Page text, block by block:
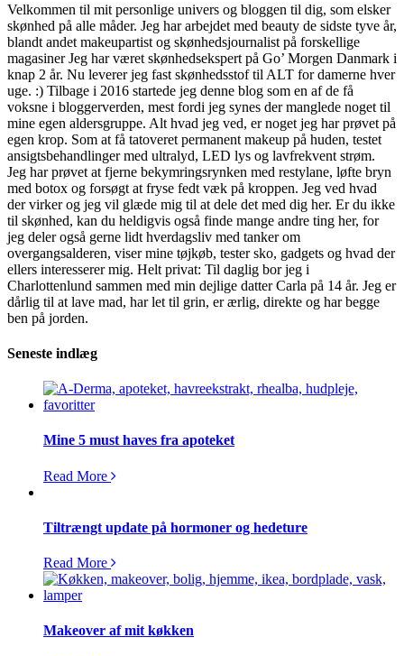
Velkommen til mit personlige univers og bloggen til dig, som elsker
skønhed på alle måder. Jeg har arbejdet med beauty de sidste tyve år,
blandt andet makeupartist og skønhedsjournalist på forskellige
magasiner Jeg har været skønhedsekspert på Go’ Morgen Danmark i
knap 2 år. Nu leverer jeg fast skønhedsstof til ALT for damerne hver
uge. :) Tilbage i 2016 startede jeg denne blog som en af de få
voksne i bloggerverden, mest fordi jeg synes der manglede noget til
mine egen aldersgruppe. Alt hvad jeg ved, er noget jeg har prøvet på
egen krop. Som at få tatoveret permanent makeup på huden, testet
ansigtsbehandlinger med ultralyd, LED lys og lavfrekvent strøm.
Jeg har prøvet at fjerne bekymringsrynken med restylane, løfte bryn
med botox og forsøgt at fryse fedt væk på kroppen. Jeg ved hvad
der virker og jeg vil glæde mig til at dele det med dig her. Er du ikke
til skønhed, kan du heldigvis også finde mange andre ting her, for
jeg deler også gerne lidt hverdagsliv med tanker om
overgangsalderen, viser mine tøjkøb, tester sko, gadgets og hvad der
ellers interesserer mig. Helt privat: Til daglig bor jeg i
Charlottenlund sammen med min dejlige datter Carla på 14 år. Jeg er
dårlig til at lave mad, har let til grin, er ærlig, direkte og har begge
ben på jorden.
Seneste indlæg
Mine 5 must haves fra apoteket
Read More
Tiltrængt update på hormoner og hedeture
Read More
Makeover af mit køkken